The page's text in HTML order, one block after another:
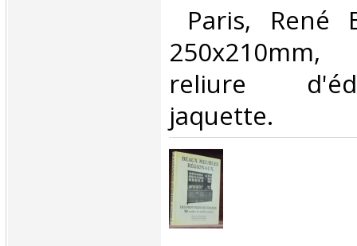
Paris, René
reliure
jaquette. ‎